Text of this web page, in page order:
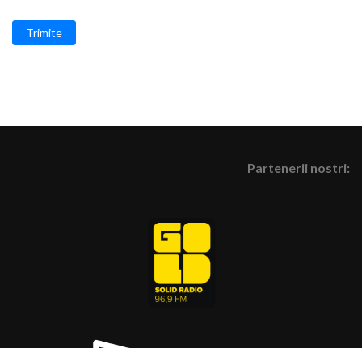
Trimite
Partenerii nostri: